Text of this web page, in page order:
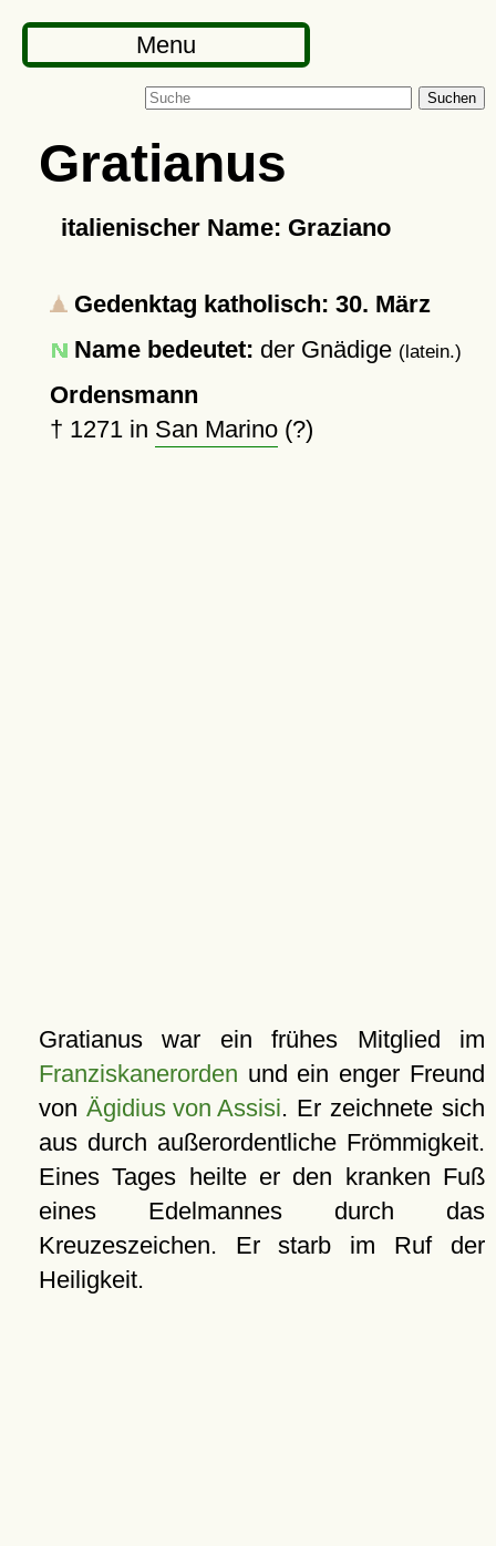
Menu
Suchen
Gratianus
italienischer Name: Graziano
Gedenktag katholisch: 30. März
Name bedeutet: der Gnädige (latein.)
Ordensmann
† 1271in San Marino(?)
Gratianus war ein frühes Mitglied im
Franziskanerorden und ein enger Freund
von Ägidius von Assisi. Er zeichnete sich
aus durch außerordentliche Frömmigkeit.
Eines Tages heilte er den kranken Fuß
eines Edelmannes durch das
Kreuzeszeichen. Er starb im Ruf der
Heiligkeit.